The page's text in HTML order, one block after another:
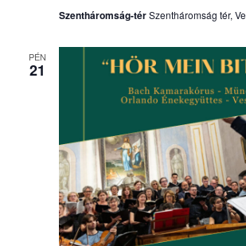
Szentháromság-térSzentháromság tér,
PÉN
21